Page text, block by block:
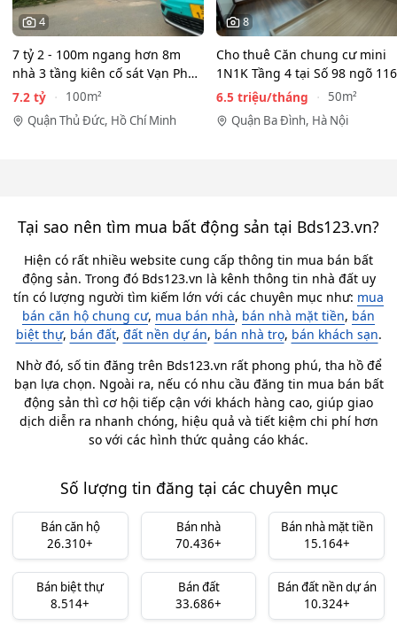
4
7 tỷ 2 - 100m ngang hơn 8m
nhà 3 tầng kiên cố sát Vạn Phúc
City - HẺM XE HƠI…
7.2 tỷ
100m²
Quận Thủ Đức, Hồ Chí Minh
8
Cho thuê Căn chung cư mini
1N1K Tầng 4 tại Số 98 ngõ 116
Phan Kế Bính, Ba Đình.…
6.5 triệu/tháng
50m²
Quận Ba Đình, Hà Nội
Tại sao nên tìm mua bất động sản tại Bds123.vn?
Hiện có rất nhiều website cung cấp thông tin mua bán bất
động sản. Trong đó Bds123.vn là kênh thông tin nhà đất uy
tín có lượng người tìm kiếm lớn với các chuyên mục như: mua
bán căn hộ chung cư, mua bán nhà, bán nhà mặt tiền, bán
biệt thự, bán đất, đất nền dự án, bán nhà trọ, bán khách sạn.
Nhờ đó, số tin đăng trên Bds123.vn rất phong phú, tha hồ để
bạn lựa chọn. Ngoài ra, nếu có nhu cầu đăng tin mua bán bất
động sản thì cơ hội tiếp cận với khách hàng cao, giúp giao
dịch diễn ra nhanh chóng, hiệu quả và tiết kiệm chi phí hơn
so với các hình thức quảng cáo khác.
Số lượng tin đăng tại các chuyên mục
Bán căn hộ
26.310+
Bán nhà
70.436+
Bán nhà mặt tiền
15.164+
Bán biệt thự
8.514+
Bán đất
33.686+
Bán đất nền dự án
10.324+